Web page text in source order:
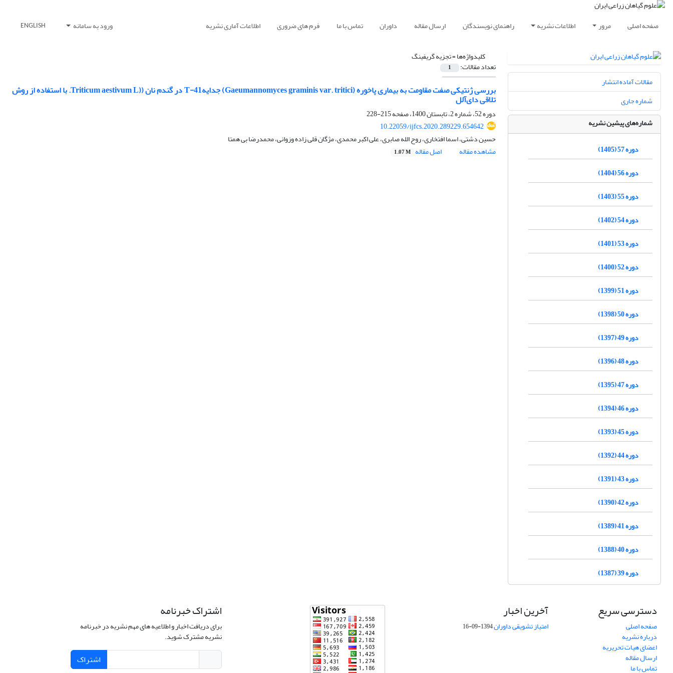
صفحه اصلی مرور اطلاعات نشریه راهنمای نویسندگان ارسال مقاله داوران تماس با ما فرم های ضروری اطلاعات آماری نشریه ورود به سامانه ENGLISH
کلیدواژه‌ها =تجزیه گریفینگ
تعداد مقالات: 1
بررسی ژنتیکی صفت مقاومت به بیماری پاخوره (Gaeumannomyces graminis var. tritici) جدایهT-41 در گندم نان ((Triticum aestivum L. با استفاده از روش
تلاقی دای‌آلل
دوره 52، شماره 2، تابستان 1400، صفحه
215-228
10.22059/ijfcs.2020.289229.654642
حسین دشتی، اسما افتخاری، روح الله صابری، علی اکبر محمدی، مژگان قلی زاده وزوانی، محمدرضا بی همتا
مشاهده مقاله
اصل مقاله 1.07 M
مقالات آماده انتشار
شماره جاری
شماره‌های پیشین نشریه
دوره 57 (1405)
دوره 56 (1404)
دوره 55 (1403)
دوره 54 (1402)
دوره 53 (1401)
دوره 52 (1400)
دوره 51 (1399)
دوره 50 (1398)
دوره 49 (1397)
دوره 48 (1396)
دوره 47 (1395)
دوره 46 (1394)
دوره 45 (1393)
دوره 44 (1392)
دوره 43 (1391)
دوره 42 (1390)
دوره 41 (1389)
دوره 40 (1388)
دوره 39 (1387)
دسترسی سریع
صفحه اصلی
درباره نشریه
اعضای هیات تحریریه
ارسال مقاله
تماس با ما
آخرین اخبار
امتیاز تشویقی داوران1394-09-16
اشتراک خبرنامه
برای دریافت اخبار و اطلاعیه های مهم نشریه در خبرنامه
نشریه مشترک شوید.
اشتراک